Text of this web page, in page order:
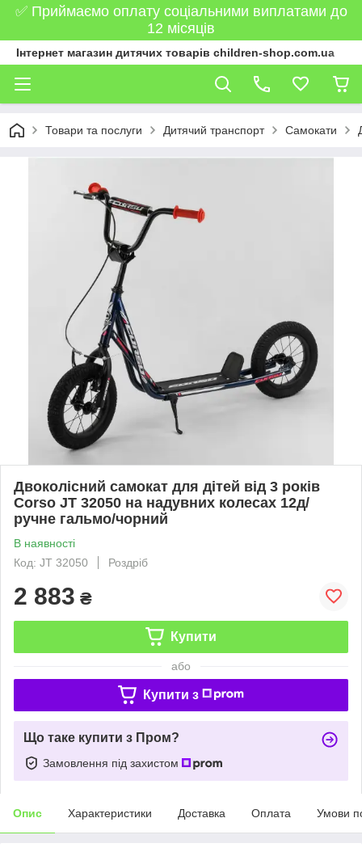
✅ Приймаємо оплату соціальними виплатами до
12 місяців
Інтернет магазин дитячих товарів children-shop.com.ua
Товари та послуги Дитячий транспорт Самокати
Двоколісний самокат для дітей від 3 років
Corso JT 32050 на надувних колесах 12д/
ручне гальмо/чорний
В наявності
Код: JT 32050
Роздріб
2 883 ₴
Купити
або
Купити з
Що таке купити з Пром?
Замовлення під захистом
Опис Характеристики Доставка Оплата Умови